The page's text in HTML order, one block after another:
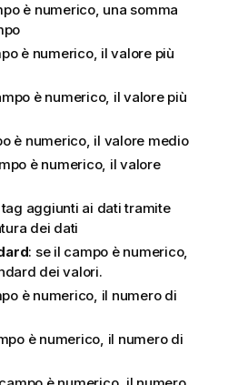
è numerico, una somma
è numerico, il valore più
è numerico, il valore più
è numerico, il valore medio
è numerico, il valore
tag aggiunti ai dati tramite
dei dati
: se il campo è numerico,
dei valori.
è numerico, il numero di
è numerico, il numero di